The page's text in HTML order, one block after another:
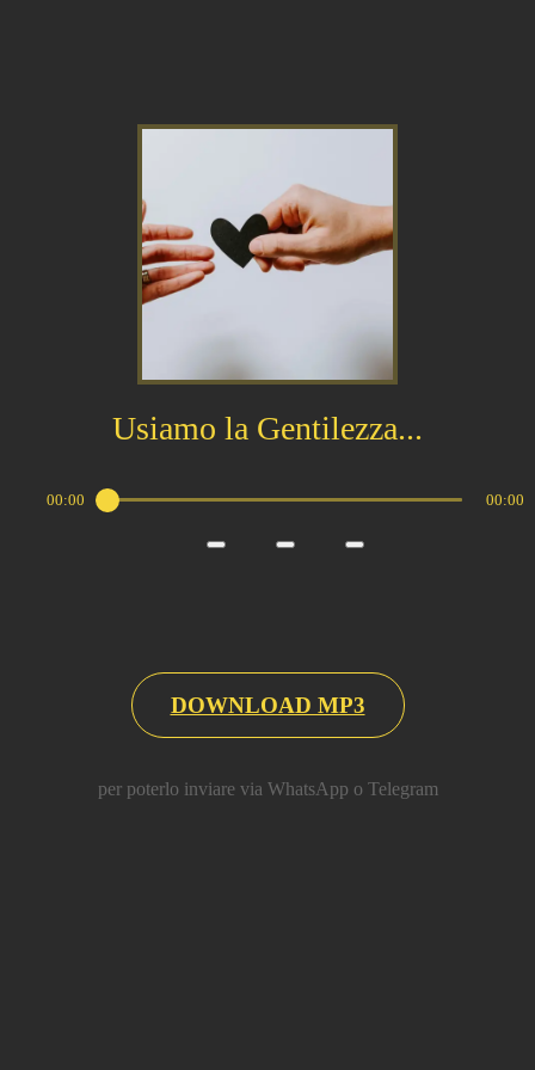
Usiamo la Gentilezza...
00:00 00:00
DOWNLOAD MP3
per poterlo inviare via WhatsApp o Telegram